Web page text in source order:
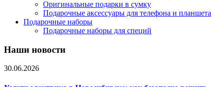
Оригинальные подарки в сумку
Подарочные аксессуары для телефона и планшета
Подарочные наборы
Подарочные наборы для специй
Наши новости
30.06.2026